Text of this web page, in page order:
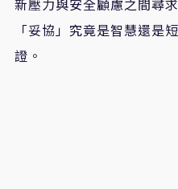
新壓力與安全顧慮之間尋
「妥協」究竟是智慧還是
證。